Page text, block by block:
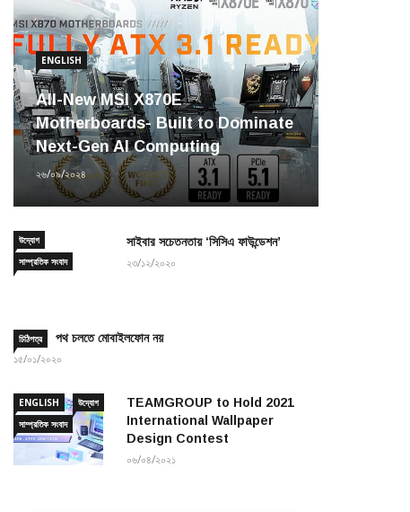
ENGLISH
All-New MSI X870E
Motherboards- Built to Dominate
Next-Gen AI Computing
২৬/০৯/২০২৪
উদ্যোগ
সাম্প্রতিক সংবাদ
সাইবার সচেতনতায় ‘সিসিএ ফাউন্ডেশন’
২৩/১২/২০২০
চিঠিপত্র পথ চলতে মোবাইলফোন নয়
১৫/০১/২০২০
ENGLISH
উদ্যোগ
সাম্প্রতিক সংবাদ
TEAMGROUP to Hold 2021
International Wallpaper
Design Contest
০৬/০৪/২০২১